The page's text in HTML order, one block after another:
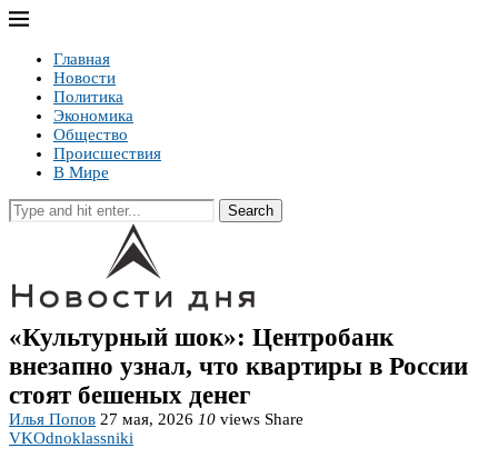
Главная
Новости
Политика
Экономика
Общество
Происшествия
В Мире
Search
«Культурный шок»: Центробанк
внезапно узнал, что квартиры в России
стоят бешеных денег
Илья Попов 27 мая, 2026 10 views Share
VKOdnoklassniki